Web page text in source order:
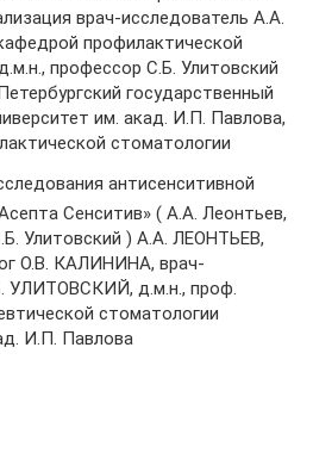
врач-исследователь А.А.
профилактической
профессор С.Б. Улитовский
государственный
им. акад. И.П. Павлова,
стоматологии
антисенситивной
Сенситив» ( А.А. Леонтьев,
Улитовский ) А.А. ЛЕОНТЬЕВ,
О.В. КАЛИНИНА, врач-
УЛИТОВСКИЙ, д.м.н., проф.
стоматологии
И.П. Павлова